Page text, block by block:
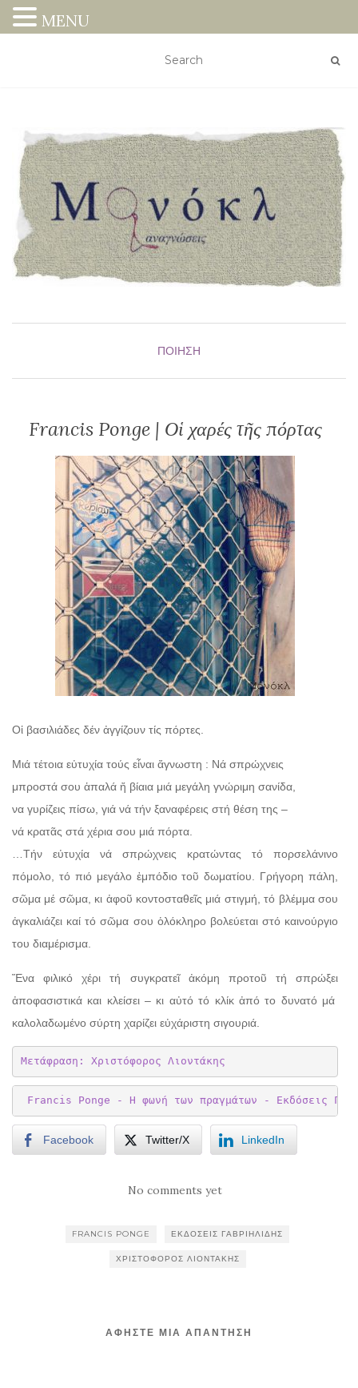
ΠΟΊΗΣΗ
Francis Ponge | Οἱ χαρές τῆς πόρτας
Οἱ βασιλιάδες δέν ἀγγίζουν τίς πόρτες.
Μιά τέτοια εὐτυχία τούς εἶναι ἄγνωστη : Νά σπρώχνεις
μπροστά σου ἁπαλά ἤ βίαια μιά μεγάλη γνώριμη σανίδα,
να γυρίζεις πίσω, γιά νά τήν ξαναφέρεις στή θέση της –
νά κρατᾶς στά χέρια σου μιά πόρτα.
…Τήν εὐτυχία νά σπρώχνεις κρατώντας τό πορσελάνινο
πόμολο, τό πιό μεγάλο ἐμπόδιο τοῦ δωματίου. Γρήγορη πάλη,
σῶμα μέ σῶμα, κι ἀφοῦ κοντοσταθεῖς μιά στιγμή, τό βλέμμα σου
ἀγκαλιάζει καί τό σῶμα σου ὁλόκληρο βολεύεται στό καινούργιο
του διαμέρισμα.
Ἕνα φιλικό χέρι τή συγκρατεῖ ἀκόμη προτοῦ τή σπρώξει
ἀποφασιστικά και κλείσει – κι αὐτό τό κλίκ ἀπό το δυνατό μά
καλολαδωμένο σύρτη χαρίζει εὐχάριστη σιγουριά.
Μετάφραση: Χριστόφορος Λιοντάκης
Francis Ponge - Η φωνή των πραγμάτων - Εκδόσεις
Facebook Twitter/X LinkedIn
No comments yet
FRANCIS PONGE ΕΚΔΌΣΕΙΣ ΓΑΒΡΙΗΛΊΔΗΣ
ΧΡΙΣΤΌΦΟΡΟΣ ΛΙΟΝΤΆΚΗΣ
ΑΦΉΣΤΕ ΜΙΑ ΑΠΆΝΤΗΣΗ
MENU